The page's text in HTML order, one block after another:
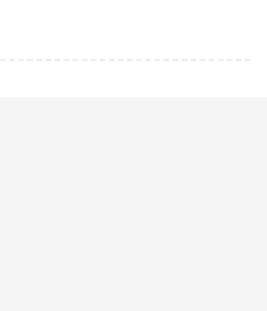
Песоцкий «запускает» детей в